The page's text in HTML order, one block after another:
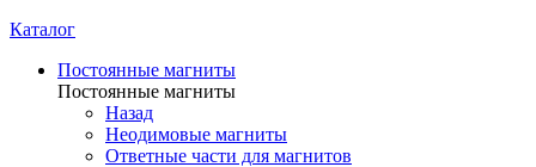
Каталог
Постоянные магниты
Постоянные магниты
Назад
Неодимовые магниты
Ответные части для магнитов